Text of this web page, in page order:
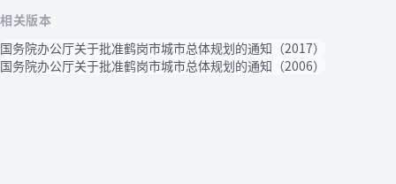
相关版本
国务院办公厅关于批准鹤岗市城市总体规划的通知（2017）
国务院办公厅关于批准鹤岗市城市总体规划的通知（2006）